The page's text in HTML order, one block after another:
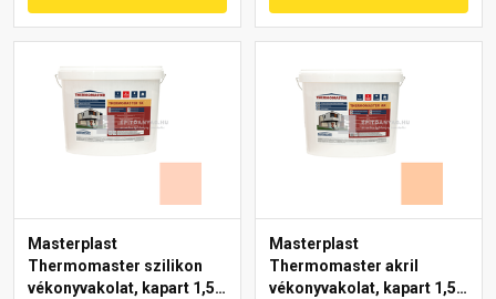
Masterplast
Thermomaster szilikon
vékonyvakolat, kapart 1,5
Masterplast
Thermomaster akril
vékonyvakolat, kapart 1,5